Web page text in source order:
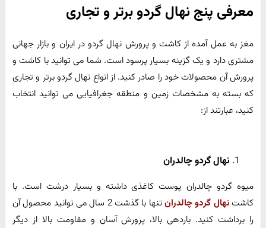
معرفی پنج نهال گردو برتر و تجاری
مغز به عمل آمده از کاشت و پرورش نهال گردو در ایران و بازار جهانی
مشتری دارد و یک گزینه بسیار پرسود است. شما می توانید با کاشت و
پرورش آن محصولات خود را صادر کنید. از انواع نهال گردو برتر و تجاری
که بسته به مشخصات زمین و منطقه جغرافیایی می توانید انتخاب
کنید، عبارتند از:
نهال گردو چالدران
میوه گردو چالدران پوست کاغذی داشته و بسیار درشت است. با
کاشتنهال گردو چالدران
تنها با گذشت 2 سال می توانید محصول آن
را برداشت کنید. باردهی بالا، پرورش آسان و مقاومت بالا از دیگر